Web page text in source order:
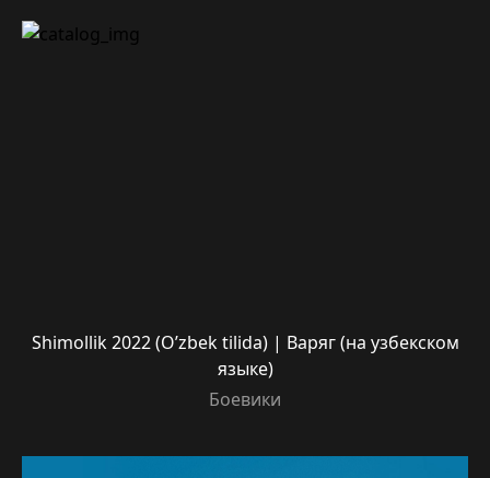
Shimollik 2022 (O’zbek tilida) | Варяг (на узбекском
языке)
Боевики